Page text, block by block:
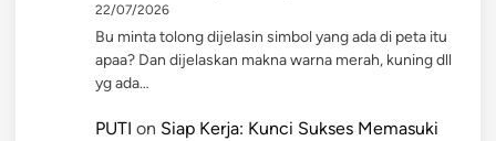
22/07/2026
Bu minta tolong dijelasin simbol yang ada di peta itu
apaa? Dan dijelaskan makna warna merah, kuning dll
yg ada…
PUTI on Siap Kerja: Kunci Sukses Memasuki